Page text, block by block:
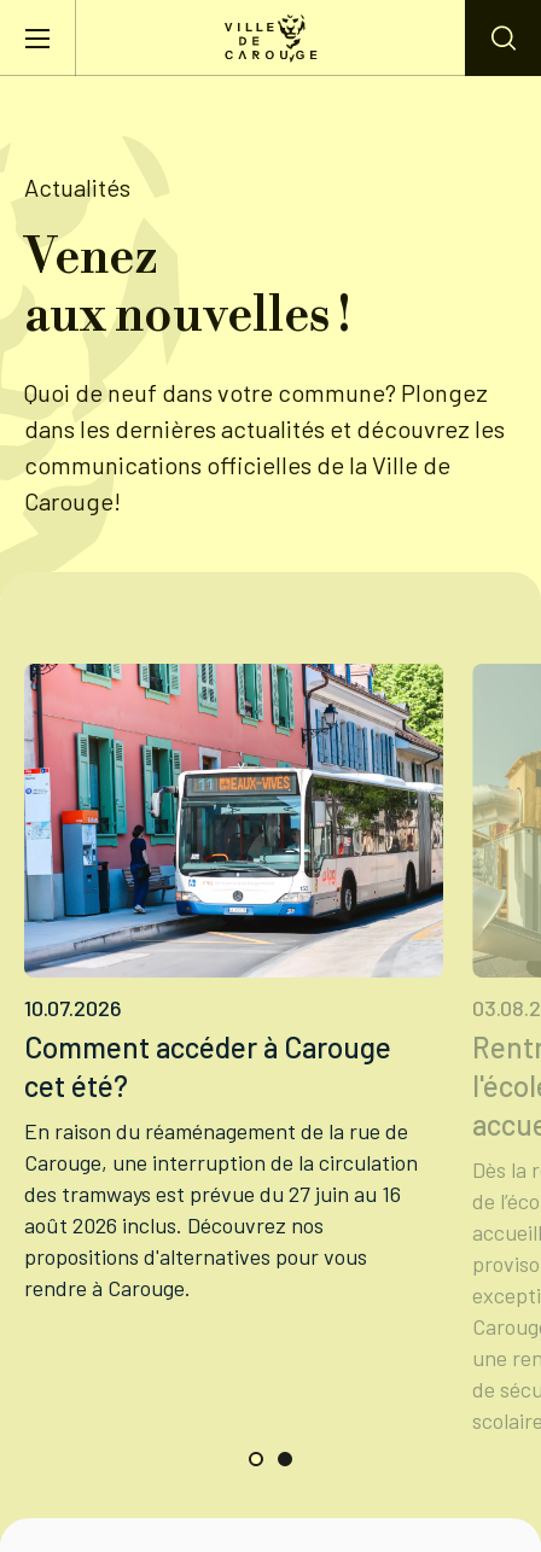
Mairie
Vie pratique
Actualités
Démarches
CAROUGE SE CONSTRUIT
Actualités
Venez
aux nouvelles !
Quoi de neuf dans votre commune? Plongez
dans les dernières actualités et découvrez les
communications officielles de la Ville de
Carouge!
10.07.2026
Comment accéder à Carouge
cet été?
En raison du réaménagement de la rue de
Carouge, une interruption de la circulation
des tramways est prévue du 27 juin au 16
août 2026 inclus. Découvrez nos
propositions d'alternatives pour vous
rendre à Carouge.
Dès la
de
une
de